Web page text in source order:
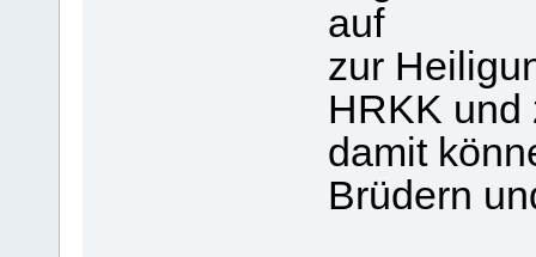
auf
zur
HRKK und
damit
Brüdern